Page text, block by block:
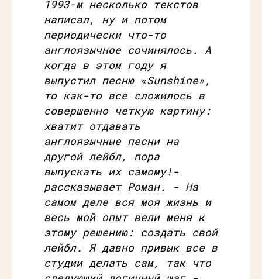
1993-м несколько текстов
написал, ну и потом
периодически что-то
англоязычное сочинялось. А
когда в этом году я
выпустил песню «Sunshine»,
то как-то все сложилось в
совершенно четкую картину:
хватит отдавать
англоязычные песни на
другой лейбл, пора
выпускать их самому!-
рассказывает Роман. - На
самом деле вся моя жизнь и
весь мой опыт вели меня к
этому решению: создать свой
лейбл. Я давно привык все в
студии делать сам, так что